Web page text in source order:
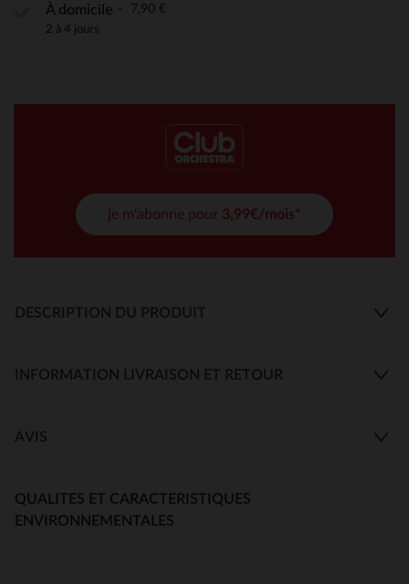
À domicile 7,90 €
2 à 4 jours
je m'abonne pour 3,99€/mois*
DESCRIPTION DU PRODUIT
INFORMATION LIVRAISON ET RETOUR
AVIS
QUALITES ET CARACTERISTIQUES
ENVIRONNEMENTALES